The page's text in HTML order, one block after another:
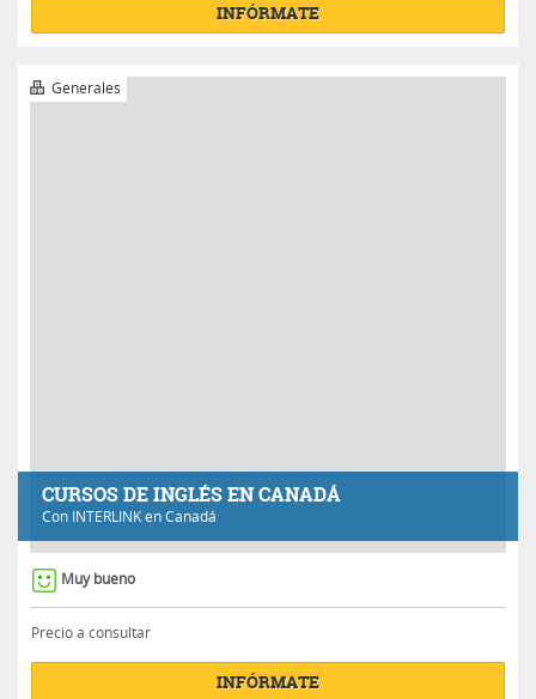
INFÓRMATE
Generales
Precio a consultar
Generales